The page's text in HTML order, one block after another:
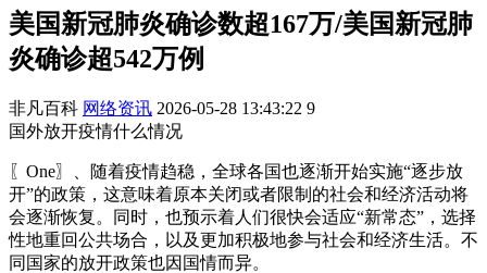
美国新冠肺炎确诊数超167万/美国新冠肺
炎确诊超542万例
非凡百科 网络资讯 2026-05-28 13:43:22 9
国外放开疫情什么情况
〖One〗、随着疫情趋稳，全球各国也逐渐开始实施“逐步放
开”的政策，这意味着原本关闭或者限制的社会和经济活动将
会逐渐恢复。同时，也预示着人们很快会适应“新常态”，选择
性地重回公共场合，以及更加积极地参与社会和经济生活。不
同国家的放开政策也因国情而异。